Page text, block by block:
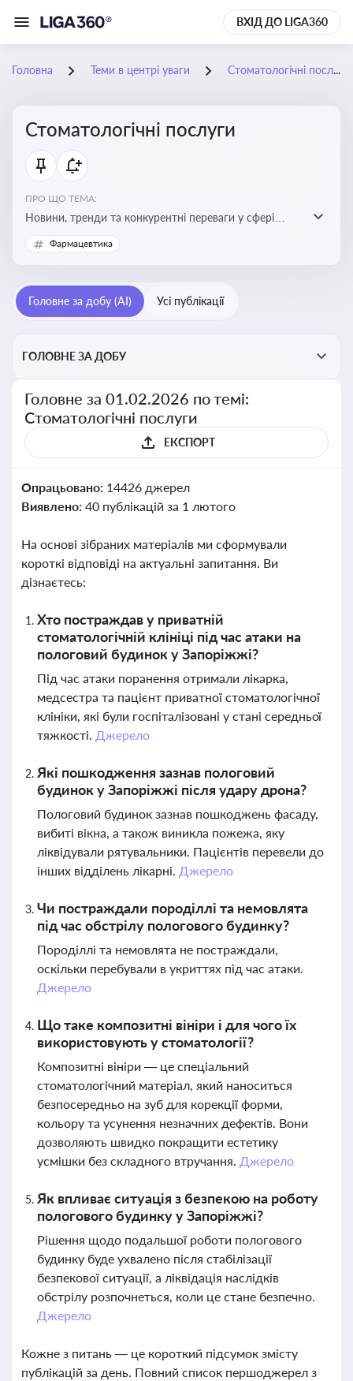
ВХІД ДО LIGA360
Головна Теми в центрі уваги Стоматологічні послуги
Стоматологічні послуги
ПРО ЩО ТЕМА:
Новини, тренди та конкурентні переваги у сфері
стоматологічних послуг. Використання новітніх
технологій та стратегій для покращення
Фармацевтика
Головне за добу (AI) Усі публікації
ГОЛОВНЕ ЗА ДОБУ
Головне за 01.02.2026 по темі:
Стоматологічні послуги
ЕКСПОРТ
Опрацьовано: 14426 джерел
Виявлено: 40 публікацій за 1 лютого
На основі зібраних матеріалів ми сформували
короткі відповіді на актуальні запитання. Ви
дізнаєтесь:
Хто постраждав у приватній
стоматологічній клініці під час атаки на
пологовий будинок у Запоріжжі?
Під час атаки поранення отримали лікарка,
медсестра та пацієнт приватної стоматологічної
клініки, які були госпіталізовані у стані середньої
тяжкості. Джерело
Які пошкодження зазнав пологовий
будинок у Запоріжжі після удару дрона?
Пологовий будинок зазнав пошкоджень фасаду,
вибиті вікна, а також виникла пожежа, яку
ліквідували рятувальники. Пацієнтів перевели до
інших відділень лікарні. Джерело
Чи постраждали породіллі та немовлята
під час обстрілу пологового будинку?
Породіллі та немовлята не постраждали,
оскільки перебували в укриттях під час атаки.
Джерело
Що таке композитні вініри і для чого їх
використовують у стоматології?
Композитні вініри — це спеціальний
стоматологічний матеріал, який наноситься
безпосередньо на зуб для корекції форми,
кольору та усунення незначних дефектів. Вони
дозволяють швидко покращити естетику
усмішки без складного втручання. Джерело
Як впливає ситуація з безпекою на роботу
пологового будинку у Запоріжжі?
Рішення щодо подальшої роботи пологового
будинку буде ухвалено після стабілізації
безпекової ситуації, а ліквідація наслідків
обстрілу розпочнеться, коли це стане безпечно.
Джерело
Кожне з питань — це короткий підсумок змісту
публікацій за день. Повний список першоджерел з